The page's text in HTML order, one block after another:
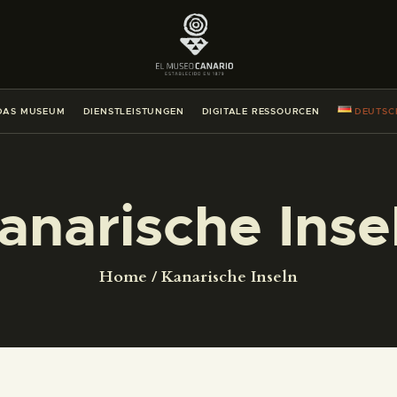
MUSEUM DIENSTLEISTUNGEN DIGITALE RESSOURCEN
Home Kanarische Inseln
DIENSTLEISTUNGEN
DIGITALE RESSOURCEN
DAS MUSEUM